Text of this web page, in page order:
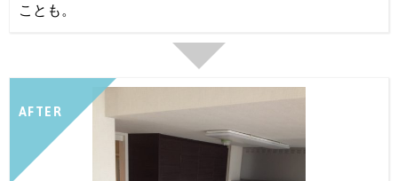
ことも。
AFTER